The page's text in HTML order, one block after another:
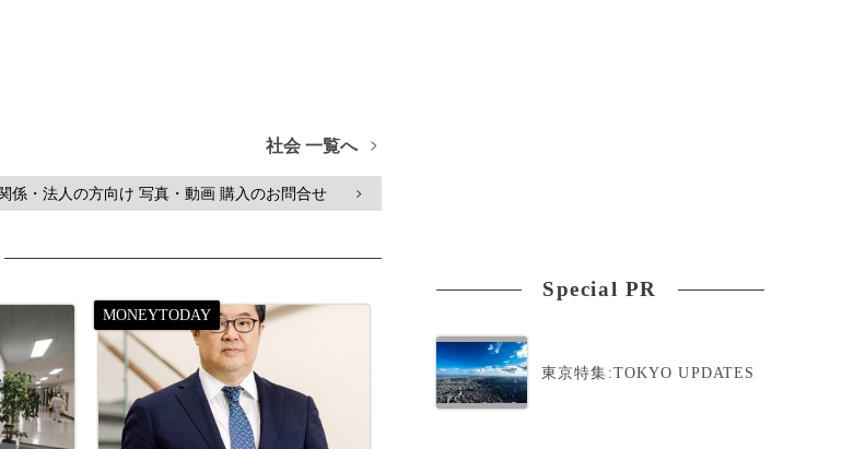
社会 一覧へ >
係・法人の方向け 写真・動画 購入のお問合せ >
Special PR
東京特集:TOKYO UPDATES